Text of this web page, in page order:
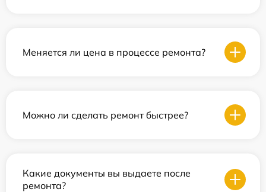
Меняется ли цена в процессе ремонта?
Можно ли сделать ремонт быстрее?
Какие документы вы выдаете после
ремонта?